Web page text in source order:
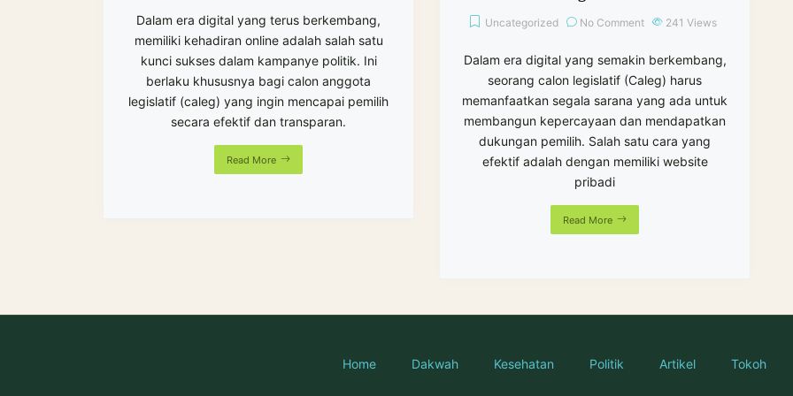
Dalam era digital yang terus berkembang,
memiliki kehadiran online adalah salah satu
kunci sukses dalam kampanye politik. Ini
berlaku khususnya bagi calon anggota
legislatif (caleg) yang ingin mencapai pemilih
secara efektif dan transparan.
Read More
Uncategorized No Comment 241 Views
Dalam era digital yang semakin berkembang,
seorang calon legislatif (Caleg) harus
memanfaatkan segala sarana yang ada untuk
membangun kepercayaan dan mendapatkan
dukungan pemilih. Salah satu cara yang
efektif adalah dengan memiliki website
pribadi
Read More
Home Dakwah Kesehatan Politik Artikel Tokoh